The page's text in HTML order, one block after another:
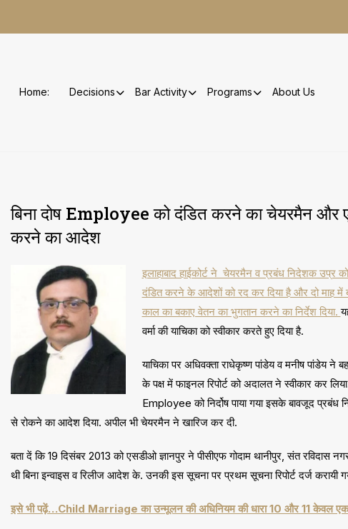
Home: Decisions Bar Activity Programs About Us
बिना दोष Employee को दंडित करने का चेयरमैन और
करने का आदेश
इलाहाबाद हाईकोर्ट ने चेयरमैन व प्रबंध निदेशक
दंडित करने के आदेशों को रद कर दिया है और दो माह में
काल का बकाए वेतन का भुगतान करने का निर्देश दिया.
वर्मा की याचिका को स्वीकार करते हुए दिया है.
याचिका पर अधिवक्ता राधेकृष्ण पांडेय व मनीष पांडेय
के पक्ष में फाइनल रिपोर्ट को अदालत ने स्वीकार कर
Employee को निर्दोष पाया गया इसके बावजूद
से रोकने का आदेश दिया. अपील भी चेयरमैन ने खारिज कर दी.
बता दें कि 19 दिसंबर 2013 को एसडीओ ज्ञानपुर ने पीसीएफ गोदाम थानीपुर, संत रविदास
थी बिना इन्वाइस व रिलीज आदेश के. उनकी इस सूचना पर प्रथम सूचना रिपोर्ट दर्ज करायी
इसे भी पढ़ें…Child Marriage का उन्मूलन की अधिनियम की धारा 10 और 11 केवल एक